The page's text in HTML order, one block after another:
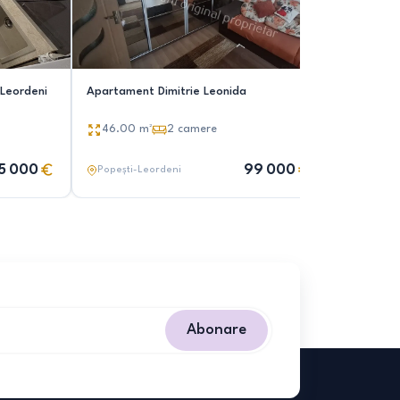
000
Apartament Dimitrie Leonida
46.00 m² 2 camere
Popești-Leordeni 99 000
Abonare